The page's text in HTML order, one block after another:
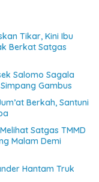
Tikar, Kini Ibu
Berkat Satgas
Salomo Sagala
Gambus
Berkah, Santuni
Satgas TMMD
Malam Demi
Hantam Truk